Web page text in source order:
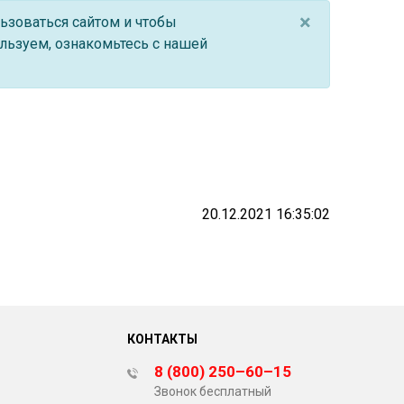
подшипники и ступицы
коммерческий транспорт
18.11.25 Stellox запасные части на
коммерческий транспорт
коммерческий транспорт
20.05.26 Stellox запасные части на
сайтом и чтобы
ознакомьтесь с нашей
×
20.12.2021 16:35:02
КОНТАКТЫ
8 (800) 250–60–15
Звонок бесплатный